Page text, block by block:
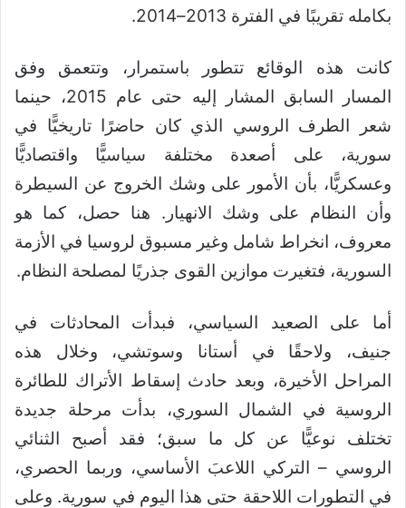
بكامله تقريبًا في الفترة 2013–2014.
كانت هذه الوقائع تتطور باستمرار، وتتعمق وفق
المسار السابق المشار إليه حتى عام 2015، حينما
شعر الطرف الروسي الذي كان حاضرًا تاريخيًّا في
سورية، على أصعدة مختلفة سياسيًّا واقتصاديًّا
وعسكريًّا، بأن الأمور على وشك الخروج عن السيطرة
وأن النظام على وشك الانهيار. هنا حصل، كما هو
معروف، انخراط شامل وغير مسبوق لروسيا في الأزمة
السورية، فتغيرت موازين القوى جذريًا لمصلحة النظام.
أما على الصعيد السياسي، فبدأت المحادثات في
جنيف، ولاحقًا في أستانا وسوتشي، وخلال هذه
المراحل الأخيرة، وبعد حادث إسقاط الأتراك للطائرة
الروسية في الشمال السوري، بدأت مرحلة جديدة
تختلف نوعيًّا عن كل ما سبق؛ فقد أصبح الثنائي
الروسي – التركي اللاعبَ الأساسي، وربما الحصري،
في التطورات اللاحقة حتى هذا اليوم في سورية. وعلى